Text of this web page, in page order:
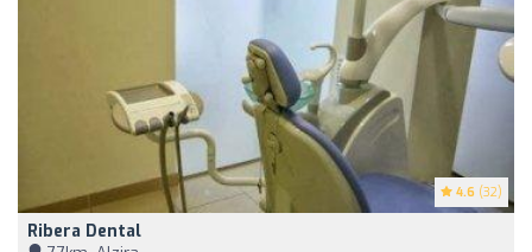
4.6 (32)
Ribera Dental